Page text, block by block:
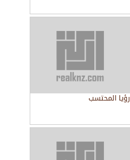
رؤيا المحتسب